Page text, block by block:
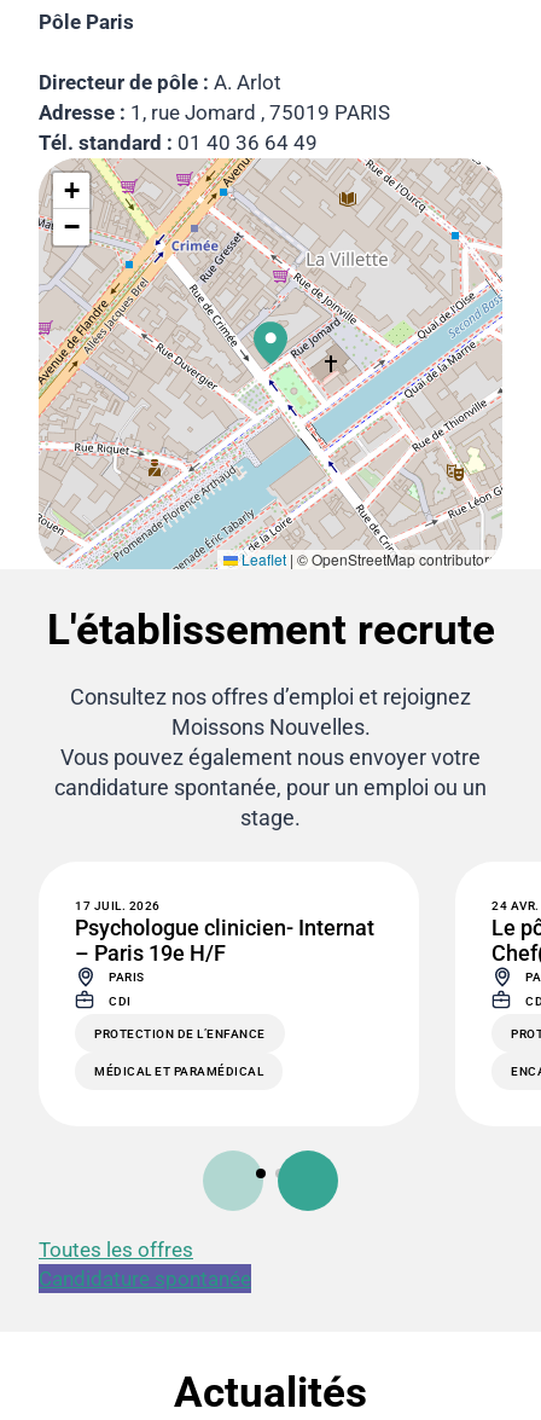
Pôle Paris
Directeur de pôle : A. Arlot
Adresse : 1, rue Jomard , 75019 PARIS
Tél. standard : 01 40 36 64 49
+
−
Leaflet | © OpenStreetMap contributors
L'établissement recrute
Consultez nos offres d’emploi et rejoignez
Moissons Nouvelles.
Vous pouvez également nous envoyer votre
candidature spontanée, pour un emploi ou un
stage.
17 JUIL. 2026
Psychologue clinicien- Internat
– Paris 19e H/F
PARIS
CDI
PROTECTION DE L’ENFANCE
MÉDICAL ET PARAMÉDICAL
24
Le
Toutes les offres
Candidature spontanée
Actualités